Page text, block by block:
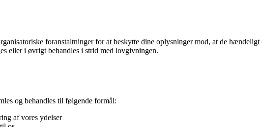
foranstaltninger for at beskytte dine oplysninger mod, at de
eller i øvrigt behandles i strid med lovgivningen.
og behandles til følgende formål:
af vores ydelser